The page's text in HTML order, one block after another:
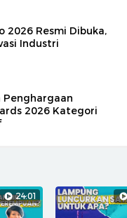
2026 Resmi Dibuka,
Industri
Penghargaan
2026 Kategori
24:01